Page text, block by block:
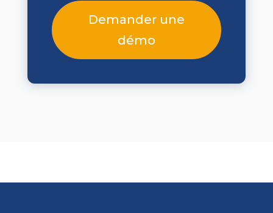
Demander une
démo